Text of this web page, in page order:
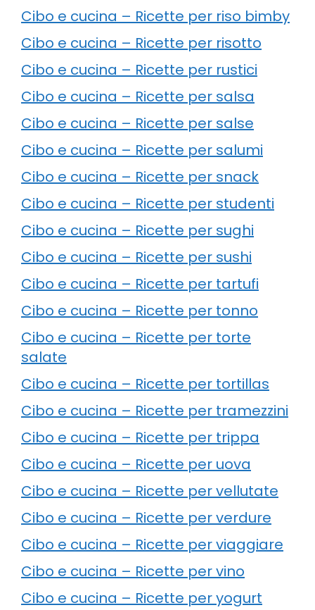
Cibo e cucina – Ricette per riso bimby
Cibo e cucina – Ricette per risotto
Cibo e cucina – Ricette per rustici
Cibo e cucina – Ricette per salsa
Cibo e cucina – Ricette per salse
Cibo e cucina – Ricette per salumi
Cibo e cucina – Ricette per snack
Cibo e cucina – Ricette per studenti
Cibo e cucina – Ricette per sughi
Cibo e cucina – Ricette per sushi
Cibo e cucina – Ricette per tartufi
Cibo e cucina – Ricette per tonno
Cibo e cucina – Ricette per torte
salate
Cibo e cucina – Ricette per tortillas
Cibo e cucina – Ricette per tramezzini
Cibo e cucina – Ricette per trippa
Cibo e cucina – Ricette per uova
Cibo e cucina – Ricette per vellutate
Cibo e cucina – Ricette per verdure
Cibo e cucina – Ricette per viaggiare
Cibo e cucina – Ricette per vino
Cibo e cucina – Ricette per yogurt